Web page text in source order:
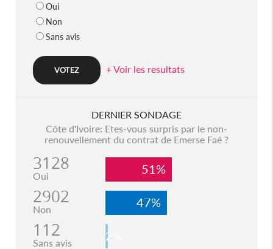
Oui
Non
Sans avis
+ Voir les resultats
DERNIER SONDAGE
Côte d'Ivoire: Etes-vous surpris par le non-
renouvellement du contrat de Emerse Faé ?
3128
Oui 51%
2902
Non 47%
112
Sans avis 2%